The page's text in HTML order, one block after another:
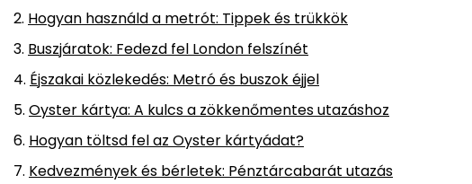
Hogyan használd a metrót: Tippek és trükkök
Buszjáratok: Fedezd fel London felszínét
Éjszakai közlekedés: Metró és buszok éjjel
Oyster kártya: A kulcs a zökkenőmentes utazáshoz
Hogyan töltsd fel az Oyster kártyádat?
Kedvezmények és bérletek: Pénztárcabarát utazás